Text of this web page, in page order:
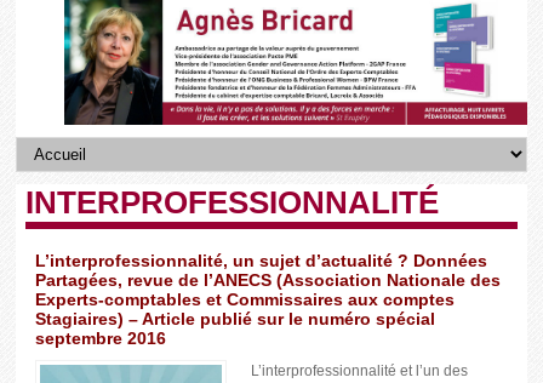
INTERPROFESSIONNALITÉ
L’interprofessionnalité, un sujet d’actualité ? Données
Partagées, revue de l’ANECS (Association Nationale des
Experts-comptables et Commissaires aux comptes
Stagiaires) – Article publié sur le numéro spécial
septembre 2016
L’interprofessionnalité et l’un des